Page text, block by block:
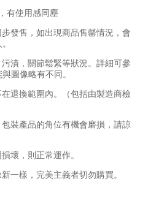
有使用感同塵
發售，如出現商品售罄情況，會
漬，關節鬆緊等狀況。詳細可參
圖像略有不同。
退換範圍內。（包括由製造商檢
裝產品的角位有機會磨損，請諒
壞，則正常運作。
一樣，完美主義者切勿購買。